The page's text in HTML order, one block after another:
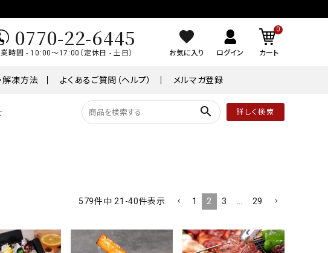
0770-22-6445
時間 - 10:00～17:00（定休日 - 土日） お気に入り ログイン
0
カート
解凍方法 よくあるご質問（ヘルプ） メルマガ登録
おせち 業務用
search 詳しく検索
579件中 21 -40件表示 1 2 3 29